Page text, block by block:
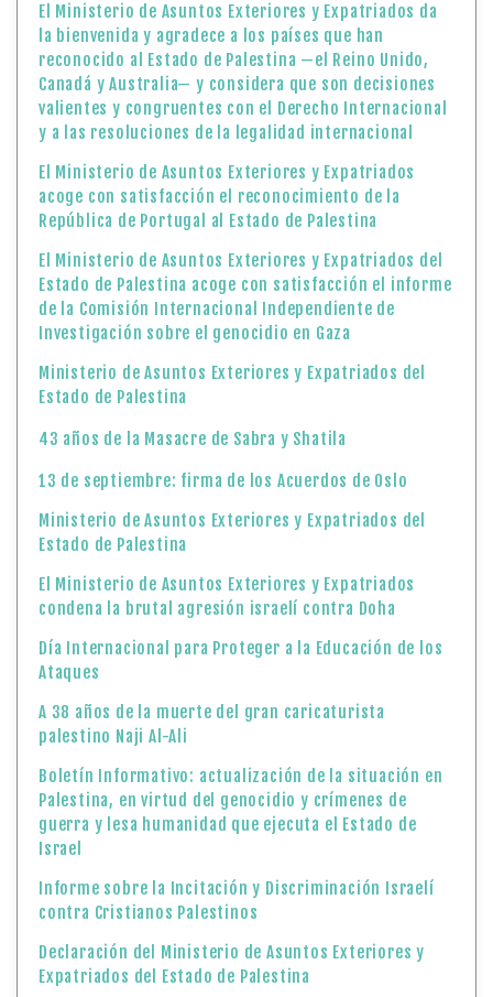
El Ministerio de Asuntos Exteriores y Expatriados da
la bienvenida y agradece a los países que han
reconocido al Estado de Palestina —el Reino Unido,
Canadá y Australia— y considera que son decisiones
valientes y congruentes con el Derecho Internacional
y a las resoluciones de la legalidad internacional
El Ministerio de Asuntos Exteriores y Expatriados
acoge con satisfacción el reconocimiento de la
República de Portugal al Estado de Palestina
El Ministerio de Asuntos Exteriores y Expatriados del
Estado de Palestina acoge con satisfacción el informe
de la Comisión Internacional Independiente de
Investigación sobre el genocidio en Gaza
Ministerio de Asuntos Exteriores y Expatriados del
Estado de Palestina
43 años de la Masacre de Sabra y Shatila
13 de septiembre: firma de los Acuerdos de Oslo
Ministerio de Asuntos Exteriores y Expatriados del
Estado de Palestina
El Ministerio de Asuntos Exteriores y Expatriados
condena la brutal agresión israelí contra Doha
Día Internacional para Proteger a la Educación de los
Ataques
A 38 años de la muerte del gran caricaturista
palestino Naji Al-Ali
Boletín Informativo: actualización de la situación en
Palestina, en virtud del genocidio y crímenes de
guerra y lesa humanidad que ejecuta el Estado de
Israel
Informe sobre la Incitación y Discriminación Israelí
contra Cristianos Palestinos
Declaración del Ministerio de Asuntos Exteriores y
Expatriados del Estado de Palestina